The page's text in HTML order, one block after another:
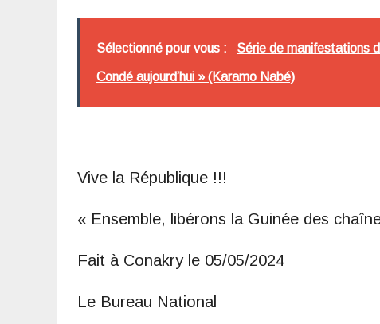
Sélectionné pour vous : Série de manifestations
Condé aujourd’hui » (Karamo Nabé)
Vive la République !!!
« Ensemble, libérons la Guinée des
Fait à Conakry le 05/05/2024
Le Bureau National